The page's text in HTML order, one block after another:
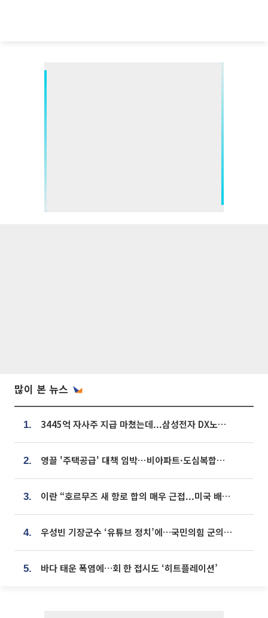
많이 본 뉴스
1. 3445억 자사주 지급 마쳤는데...삼성전자 DX노조, 뒤늦은 '떼쓰기 집회'
2. 영끌 '주택공급' 대책 임박⋯비아파트·도심복합까지 총동원
3. 이란 “호르무즈 새 항로 합의 매우 근접...미국 배상 먼저”
4. 우성빈 기장군수 ‘유튜브 정치’에…국민의힘 군의원들 집단 반발
5. 바다 태운 폭염에…회 한 접시도 ‘히트플레이션’